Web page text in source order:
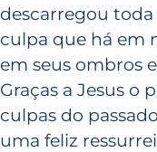
descarregou toda
culpa que há em
em seus ombros
Graças a Jesus o
culpas do
uma feliz